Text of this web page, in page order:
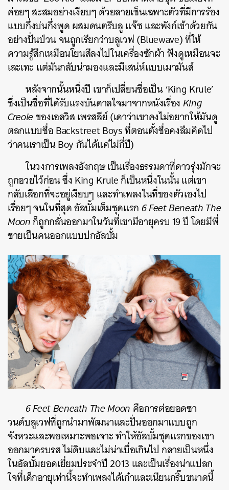
ค่อยๆ สะสมอย่างเงียบๆ ด้วยลายเซ็นเฉพาะตัวที่มีการร้อง
แบบกึ่งบ่นกึ่งพูด ผสมดนตรีบลู แจ๊ซ และพังก์เข้าด้วยกัน
อย่างปั่นป่วน จนถูกเรียกว่าบลูเวฟ (Bluewave) ที่ให้
ความรู้สึกเหมือนโยนสีลงไปในเครื่องซักผ้า ฟังดูเหมือนจะ
เละเทะ แต่มันกลับน่ามองและมีเสน่ห์แบบเมามันส์
หลังจากนั้นหนึ่งปี เขาก็เปลี่ยนชื่อเป็น ‘King Krule’
ซึ่งเป็นชื่อที่ได้รับแรงบันดาลใจมาจากหนังเรื่องKing
Creoleของเอลวิส เพรสลีย์ (เดาว่าเขาคงไม่อยากให้มันดู
ตลกแบบชื่อ Backstreet Boys ที่ตอนตั้งชื่อคงลืมคิดไป
ว่าคนเราเป็น Boy กันได้แค่ไม่กี่ปี)
ในวงการเพลงอังกฤษ เป็นเรื่องธรรมดาที่ดาวรุ่งมักจะ
ถูกอวยไว้ก่อน ซึ่ง King Krule ก็เป็นหนึ่งในนั้น แต่เขา
กลับเลือกที่จะอยู่เงียบๆ และทำเพลงในที่ของตัวเองไป
เรื่อยๆ จนในที่สุด อัลบั้มเต็มชุดแรก 6 Feet Beneath The
Moonก็ถูกกลั่นออกมาในวันที่เขามีอายุครบ 19 ปี โดยมีพี่
ชายเป็นคนออกแบบปกอัลบั้ม
6 Feet Beneath The Moon คือการต่อยอดซา
วนด์บลูเวฟที่ถูกนำมาพัฒนาและปั่นออกมาแบบถูก
จังหวะและพอเหมาะพอเจาะ ทำให้อัลบั้มชุดแรกของเขา
ออกมาครบรส ไม่ดิบและไม่น่าเบื่อเกินไป กลายเป็นหนึ่ง
ในอัลบั้มยอดเยี่ยมประจำปี 2013 และเป็นเรื่องน่าแปลก
ใจที่เด็กอายุเท่านี้จะทำเพลงได้เก๋าและเนียนกริ๊บขนาดนี้